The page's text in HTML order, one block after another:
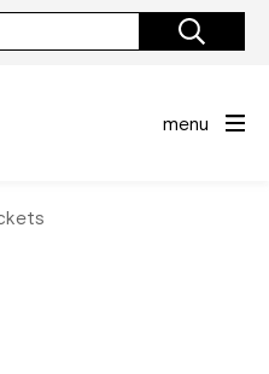
menu